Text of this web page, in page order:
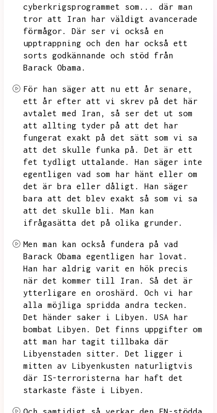
cyberkrigsprogrammet som...
där man
tror att Iran har väldigt avancerade
förmågor.
Där ser vi också en
upptrappning och den har också ett
sorts godkännande och stöd från
Barack Obama.
För han säger att nu ett år senare,
ett år efter att vi skrev på det här
avtalet med Iran,
så ser det ut som
att allting tyder på att det har
fungerat exakt på det sätt som vi sa
att det skulle funka på.
Det är ett
fet tydligt uttalande.
Han säger inte
egentligen vad som har hänt eller om
det är bra eller dåligt.
Han säger
bara att det blev exakt så som vi sa
att det skulle bli.
Man kan
ifrågasätta det på olika grunder.
Men man kan också fundera på vad
Barack Obama egentligen har lovat.
Han har aldrig varit en hök precis
när det kommer till Iran.
Så det är
ytterligare en oroshärd.
Och vi har
alla möjliga spridda andra tecken.
Det händer saker i Libyen.
USA har
bombat Libyen.
Det finns uppgifter om
att man har tagit tillbaka där
Libyenstaden sitter.
Det ligger i
mitten av Libyenkusten naturligtvis
där IS-terroristerna har haft det
starkaste fäste i Libyen.